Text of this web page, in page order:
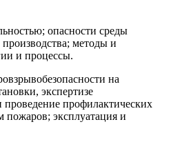
опасности среды
методы и
и процессы.
на
экспертизе
проведение профилактических
эксплуатация и